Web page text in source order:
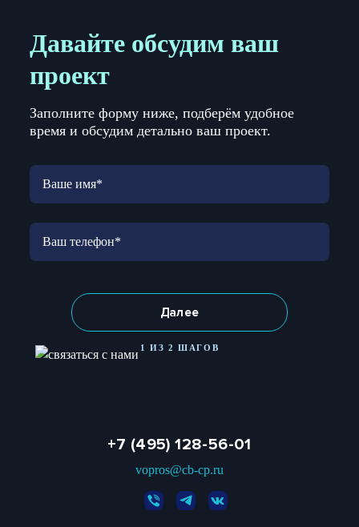
Давайте обсудим ваш
проект
Заполните форму ниже, подберём удобное
время и обсудим детально ваш проект.
Далее
1 ИЗ 2 ШАГОВ
+7 (495) 128-56-01
vopros@cb-cp.ru